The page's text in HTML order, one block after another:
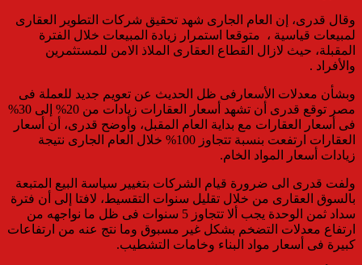
وقال قدرى، إن العام الجارى شهد تحقيق شركات التطوير العقارى
لمبيعات قياسية ، متوقعا استمرار زيادة المبيعات خلال الفترة
المقبلة، حيث لازال القطاع العقارى الملاذ الامن للمستثمرين
والأفراد .
وبشأن معدلات الأسعارفى ظل الحديث عن تعويم جديد للعملة فى
مصر توقع قدرى أن تشهد أسعار العقارات
زيادات من 20% إلى 30%
فى أسعار العقارات مع بداية العام المقبل، وأوضح قدرى، أن أسعار
العقارات ارتفعت بنسبة تتجاوز 100% خلال العام الجارى نتيجة
زيادات أسعار المواد الخام.
ولفت قدرى الى ضرورة قيام الشركات بتغيير سياسة البيع المتبعة
بالسوق العقارى من خلال تقليل سنوات التقسيط، لافتا إلى أن فترة
سداد ثمن الوحدة يجب ألا تتجاوز 5 سنوات فى ظل ما نواجهه من
ارتفاع معدلات التضخم بشكل غير مسبوق وما نتج عنه من ارتفاعات
كبيرة فى أسعار مواد البناء وخامات التشطيب.